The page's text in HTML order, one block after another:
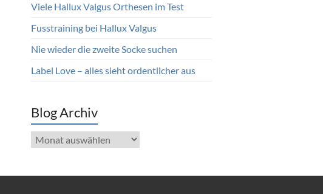
Viele Hallux Valgus Orthesen im Test
Fusstraining bei Hallux Valgus
Nie wieder die zweite Socke suchen
Label Love – alles sieht ordentlicher aus
Blog Archiv
Blog
Archiv